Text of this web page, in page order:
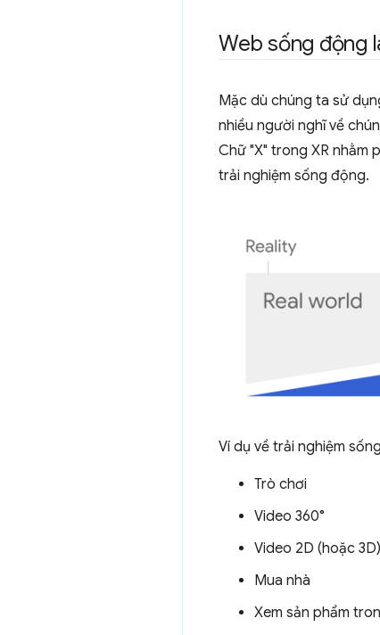
Web sống động
Mặc dù chúng ta sử
nhiều người nghĩ về
Chữ "X" trong XR nhằm
trải nghiệm sống động.
Ví dụ về trải nghiệm
Trò chơi
Video 360°
Video 2D (hoặc
Mua nhà
Xem sản phẩm